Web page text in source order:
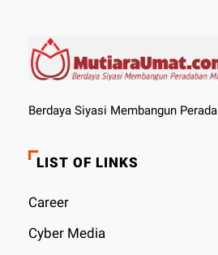
Berdaya Siyasi Membangun
LIST OF LINKS
Career
Cyber ​​Media